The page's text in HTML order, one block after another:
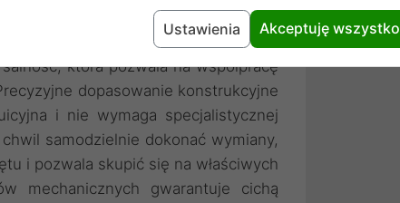
montażu
która pozwala na współpracę
dopasowanie konstrukcyjne
i nie wymaga specjalistycznej
samodzielnie dokonać wymiany,
i pozwala skupić się na właściwych
mechanicznych gwarantuje cichą
Ustawienia Akceptuję wszystko